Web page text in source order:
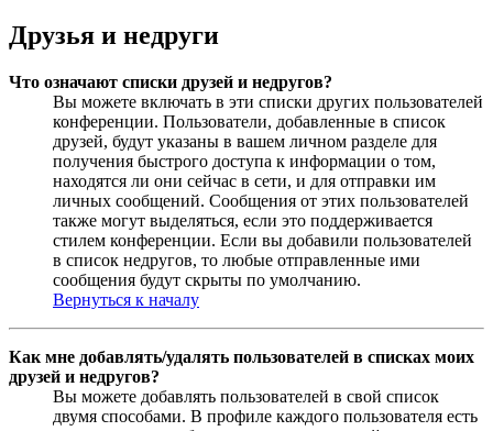
Друзья и недруги
Что означают списки друзей и недругов?
Вы можете включать в эти списки других пользователей
конференции. Пользователи, добавленные в список
друзей, будут указаны в вашем личном разделе для
получения быстрого доступа к информации о том,
находятся ли они сейчас в сети, и для отправки им
личных сообщений. Сообщения от этих пользователей
также могут выделяться, если это поддерживается
стилем конференции. Если вы добавили пользователей
в список недругов, то любые отправленные ими
сообщения будут скрыты по умолчанию.
Вернуться к началу
Как мне добавлять/удалять пользователей в списках моих
друзей и недругов?
Вы можете добавлять пользователей в свой список
двумя способами. В профиле каждого пользователя есть